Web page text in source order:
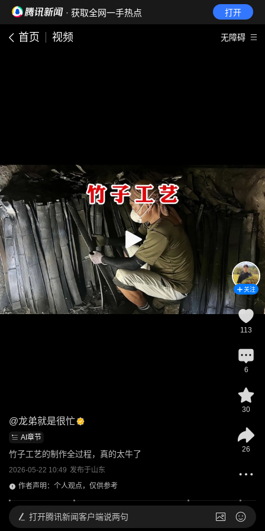
· 获取全网一手热点 打开
首页 视频 无障碍
@龙弟就是很忙
AI章节
竹子工艺的制作全过程，真的太牛了
2026-05-22 10:49 发布于山东
作者声明：个人观点，仅供参考
关注
113
6
30
26
打开腾讯新闻客户端说两句